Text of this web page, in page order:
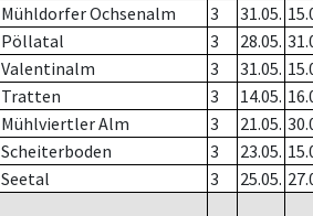
Mühldorfer Ochsenalm 3 31.05.
Pöllatal 3 28.05.
Valentinalm 3 31.05.
Tratten 3 14.05.
Mühlviertler Alm 3 21.05.
Scheiterboden 3 23.05.
Seetal 3 25.05.